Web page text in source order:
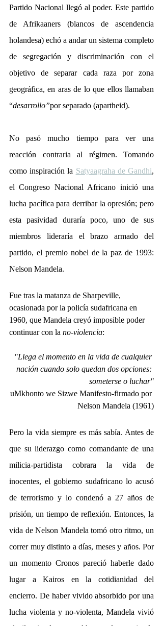
Partido Nacional llegó al poder. Este partido
de Afrikaaners (blancos de ascendencia
holandesa) echó a andar un sistema completo
de segregación y discriminación con el
objetivo de separar cada raza por zona
geográfica, en aras de lo que ellos llamaban
“desarrollo”por separado (apartheid).
No pasó mucho tiempo para ver una
reacción contraria al régimen. Tomando
como inspiración la Satyaagraha de Gandhi,
el Congreso Nacional Africano inició una
lucha pacífica para derribar la opresión; pero
esta pasividad duraría poco, uno de sus
miembros lideraría el brazo armado del
partido, el premio nobel de la paz de 1993:
Nelson Mandela.
Fue tras la matanza de Sharpeville,
ocasionada por la policía sudafricana en
1960, que Mandela creyó imposible poder
continuar con la no-violencia:
"Llega el momento en la vida de cualquier
nación cuando solo quedan dos opciones:
someterse o luchar"
uMkhonto we Sizwe Manifesto-firmado por
Nelson Mandela (1961)
Pero la vida siempre es más sabía. Antes de
que su liderazgo como comandante de una
milicia-partidista cobrara la vida de
inocentes, el gobierno sudafricano lo acusó
de terrorismo y lo condenó a 27 años de
prisión, un tiempo de reflexión. Entonces, la
vida de Nelson Mandela tomó otro ritmo, un
correr muy distinto a días, meses y años. Por
un momento Cronos pareció haberle dado
lugar a Kairos en la cotidianidad del
encierro. De haber vivido absorbido por una
lucha violenta y no-violenta, Mandela vivió